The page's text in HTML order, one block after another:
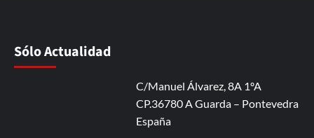
Sólo Actualidad
C/Manuel Álvarez, 8A 1ºA
CP.36780 A Guarda – Pontevedra
España